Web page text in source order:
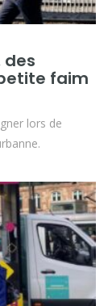
des
faim
lors de